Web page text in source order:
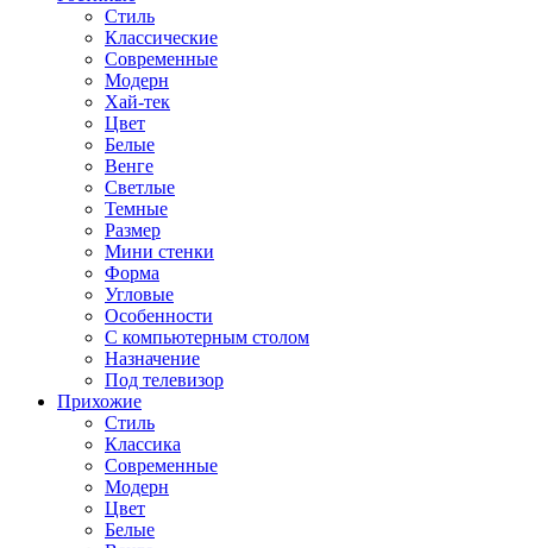
Стиль
Классические
Современные
Модерн
Хай-тек
Цвет
Белые
Венге
Светлые
Темные
Размер
Мини стенки
Форма
Угловые
Особенности
С компьютерным столом
Назначение
Под телевизор
Прихожие
Стиль
Классика
Современные
Модерн
Цвет
Белые